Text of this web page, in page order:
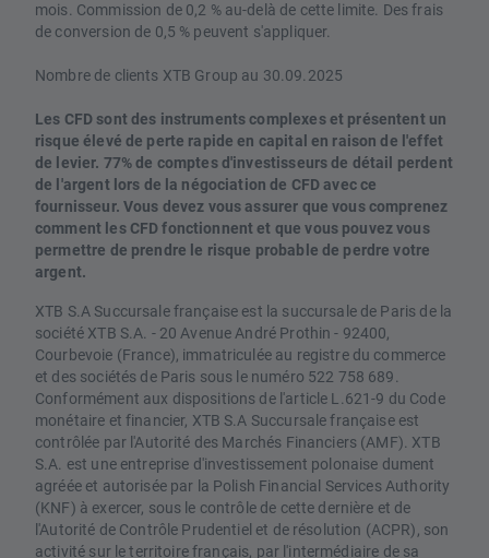
mois. Commission de 0,2 % au-delà de cette limite. Des frais
de conversion de 0,5 % peuvent s'appliquer.
Nombre de clients XTB Group au 30.09.2025
Les CFD sont des instruments complexes et présentent un
risque élevé de perte rapide en capital en raison de l'effet
de levier. 77% de comptes d'investisseurs de détail perdent
de l'argent lors de la négociation de CFD avec ce
fournisseur. Vous devez vous assurer que vous comprenez
comment les CFD fonctionnent et que vous pouvez vous
permettre de prendre le risque probable de perdre votre
argent.
XTB S.A Succursale française est la succursale de Paris de la
société XTB S.A. - 20 Avenue André Prothin - 92400,
Courbevoie (France), immatriculée au registre du commerce
et des sociétés de Paris sous le numéro 522 758 689.
Conformément aux dispositions de l'article L.621-9 du Code
monétaire et financier, XTB S.A Succursale française est
contrôlée par l'Autorité des Marchés Financiers (AMF). XTB
S.A. est une entreprise d'investissement polonaise dument
agréée et autorisée par la Polish Financial Services Authority
(KNF) à exercer, sous le contrôle de cette dernière et de
l'Autorité de Contrôle Prudentiel et de résolution (ACPR), son
activité sur le territoire français, par l'intermédiaire de sa